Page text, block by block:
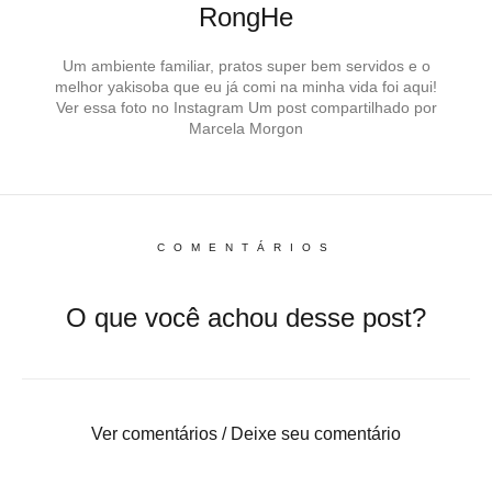
RongHe
Um ambiente familiar, pratos super bem servidos e o
melhor yakisoba que eu já comi na minha vida foi aqui!
Ver essa foto no Instagram Um post compartilhado por
Marcela Morgon
COMENTÁRIOS
O que você achou desse post?
Ver comentários / Deixe seu comentário